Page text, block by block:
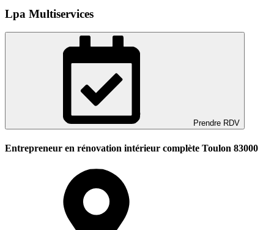
Lpa Multiservices
Prendre RDV
Entrepreneur en rénovation intérieur complète Toulon 83000